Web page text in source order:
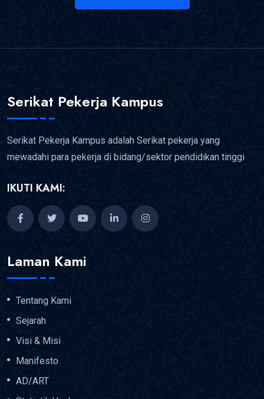
Serikat Pekerja Kampus
Serikat Pekerja Kampus adalah Serikat pekerja yang
mewadahi para pekerja di bidang/sektor pendidikan tinggi
IKUTI KAMI:
Laman Kami
Tentang Kami
Sejarah
Visi & Misi
Manifesto
AD/ART